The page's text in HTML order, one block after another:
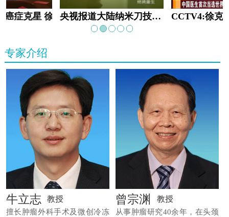
癌症克星 徐克成 央视报道大陆纳米刀技术手术：绝境重生
专家介绍
牛立志 教授
擅长肿瘤外科手术及微创冷冻
曾宗渊 教授
从事肿瘤研究40余年，在头颈